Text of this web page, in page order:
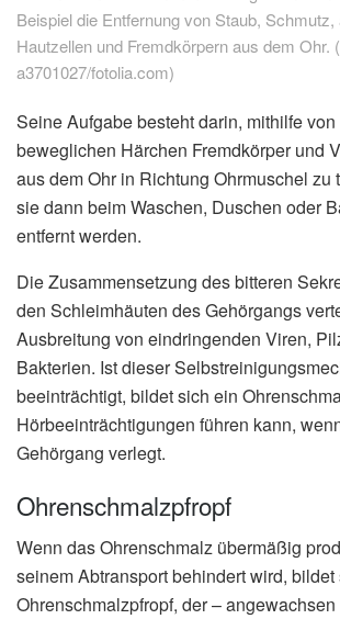
Beispiel die Entfernung von Staub,
Hautzellen und Fremdkörpern aus dem Ohr.
a3701027/fotolia.com)
Seine Aufgabe besteht darin, mithilfe
beweglichen Härchen Fremdkörper und
aus dem Ohr in Richtung Ohrmuschel zu
sie dann beim Waschen, Duschen oder
entfernt werden.
Die Zusammensetzung des bitteren
den Schleimhäuten des Gehörgangs
Ausbreitung von eindringenden Viren,
Bakterien. Ist dieser
beeinträchtigt, bildet sich ein
Hörbeeinträchtigungen führen kann,
Gehörgang verlegt.
Ohrenschmalzpfropf
Wenn das Ohrenschmalz übermäßig
seinem Abtransport behindert wird, bildet
Ohrenschmalzpfropf, der –